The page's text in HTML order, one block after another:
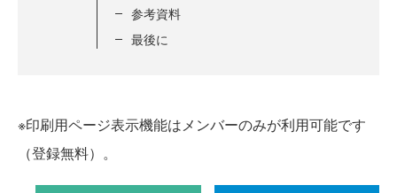
参考資料
最後に
※印刷用ページ表示機能はメンバーのみが利用可能です
（登録無料）。